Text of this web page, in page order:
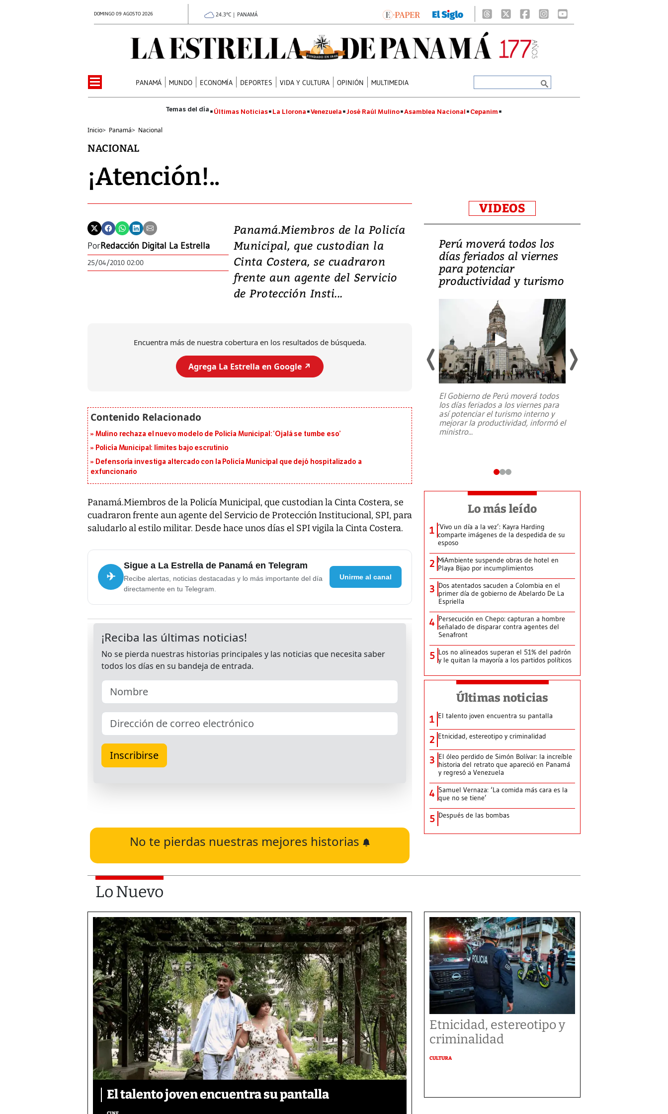
DOMINGO 09 AGOSTO 2026 24.3°C | PANAMÁ
PANAMÁ MUNDO ECONOMÍA DEPORTES VIDA Y CULTURA OPINIÓN MULTIMEDIA
Últimas Noticias La Llorona Venezuela José Raúl Mulino Asamblea Nacional Cepanim
Inicio> Panamá> Nacional
NACIONAL
¡Atención!..
PorRedacción Digital La Estrella
25/04/2010 02:00
Panamá.Miembros de la Policía
Municipal, que custodian la
Cinta Costera, se cuadraron
frente aun agente del Servicio
de Protección Insti...
Encuentra más de nuestra cobertura en los resultados de búsqueda.
Agrega La Estrella en Google ↗️
Mulino rechaza el nuevo modelo de Policía Municipal: ‘Ojalá se tumbe eso’
Policía Municipal: límites bajo escrutinio
Defensoría investiga altercado con la Policía Municipal que dejó hospitalizado a
exfuncionario
Panamá.Miembros de la Policía Municipal, que custodian la Cinta Costera, se
cuadraron frente aun agente del Servicio de Protección Institucional, SPI, para
saludarlo al estilo militar. Desde hace unos días el SPI vigila la Cinta Costera.
✈
Sigue a La Estrella de Panamá en Telegram
Recibe alertas, noticias destacadas y lo más importante del día
directamente en tu Telegram.
Unirme al canal
No te pierdas nuestras mejores historias
VIDEOS
Video: Lula lanza su
candidatura con
promesas de inversión
en defensa, educación y
tierras raras
Entre recuerdos y escuetas
da Silva, oficializó este domingo su
Perú moverá todos los
días feriados al viernes
para potenciar
productividad y turismo
El Gobierno de Perú moverá todos
los días feriados a los viernes para
así potenciar el turismo interno y
mejorar la productividad, informó el
ministro...
Lo más leído
1 ‘Vivo un día a la vez’: Kayra Harding
comparte imágenes de la despedida de su
esposo
2 MiAmbiente suspende obras de hotel en
Playa Bijao por incumplimientos
3 Dos atentados sacuden a Colombia en el
primer día de gobierno de Abelardo De La
Espriella
4 Persecución en Chepo: capturan a hombre
señalado de disparar contra agentes del
Senafront
5 Los no alineados superan el 51% del padrón
y le quitan la mayoría a los partidos políticos
Últimas noticias
1 El talento joven encuentra su pantalla​
2 Etnicidad, estereotipo y criminalidad
3 El óleo perdido de Simón Bolívar: la increíble
historia del retrato que apareció en Panamá
y regresó a Venezuela
4 Samuel Vernaza: ‘La comida más cara es la
que no se tiene’
5 Después de las bombas
Lo Nuevo
El talento joven encuentra su pantalla​
Etnicidad, estereotipo y
criminalidad
CULTURA